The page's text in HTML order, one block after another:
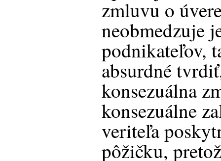
zmluvu o
neobmedzuje
podnikateľov,
absurdné
konsezuálna
konsezuálne
veriteľa
pôžičku,